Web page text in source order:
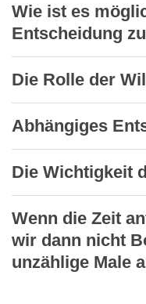
Wie ist es
Entscheidung
Die Rolle der
Abhängiges
Die Wichtigkeit
Wenn die Zeit
wir dann nicht
unzählige Male